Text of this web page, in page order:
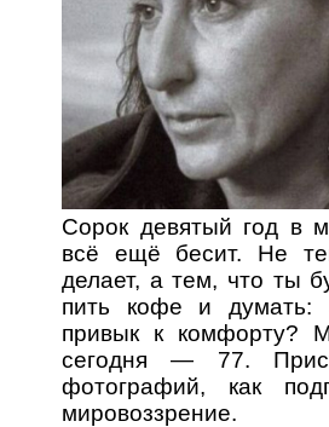
Сорок девятый год в
всё ещё бесит. Не
делает, а тем, что ты
пить кофе и думать:
привык к комфорту?
сегодня — 77.
фотографий, как
мировоззрение.